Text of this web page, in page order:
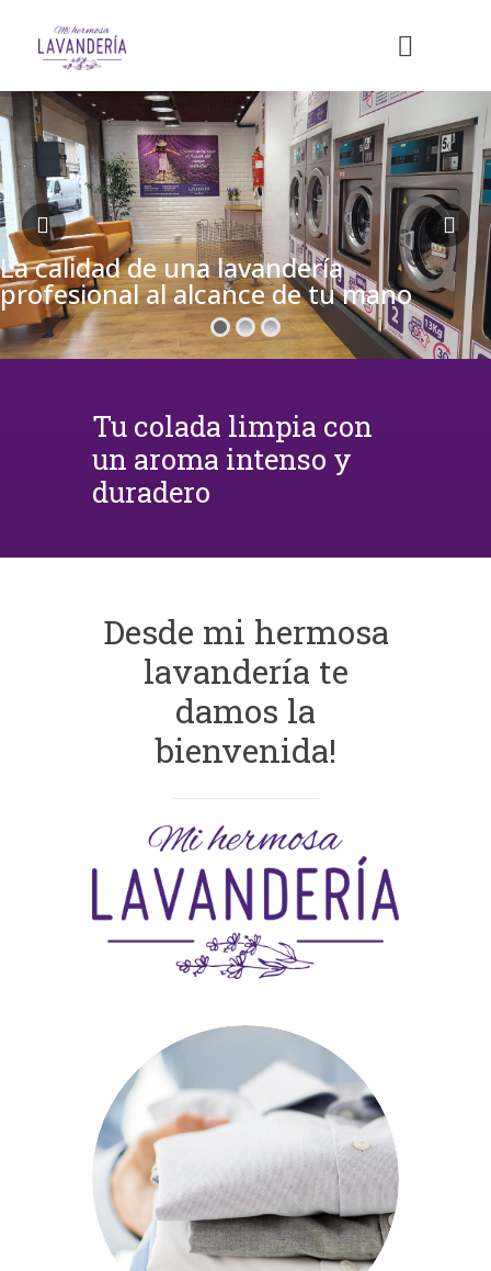
La calidad de una lavandería
profesional al alcance de tu mano
Tu colada limpia con
un aroma intenso y
duradero
Desde mi hermosa
lavandería te
damos la
bienvenida!